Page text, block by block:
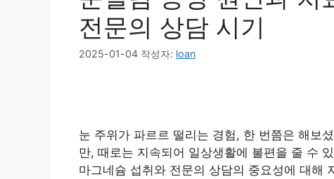
전문의 상담 시기
2025-01-04 작성자: loan
눈 주위가 파르르 떨리는 경험, 한 번쯤은 해보
만, 때로는 지속되어 일상생활에 불편을 줄 수
마그네슘 섭취와 전문의 상담의 중요성에 대해